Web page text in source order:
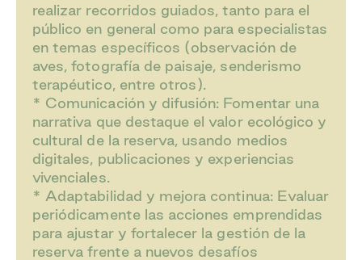
realizar recorridos guiados, tanto para el
público en general como para especialistas
en temas específicos (observación de
aves, fotografía de paisaje, senderismo
terapéutico, entre otros).
* Comunicación y difusión: Fomentar una
narrativa que destaque el valor ecológico y
cultural de la reserva, usando medios
digitales, publicaciones y experiencias
vivenciales.
* Adaptabilidad y mejora continua: Evaluar
periódicamente las acciones emprendidas
para ajustar y fortalecer la gestión de la
reserva frente a nuevos desafíos